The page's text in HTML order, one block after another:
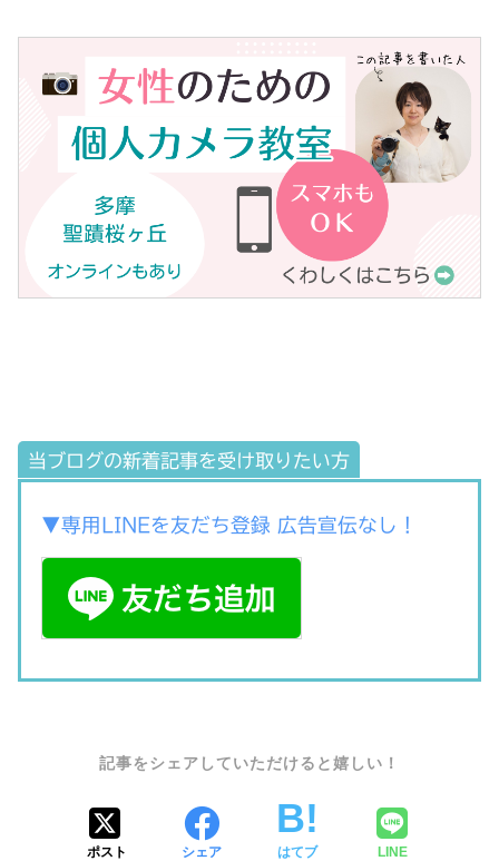
当ブログの新着記事を受け取りたい方
▼専用LINEを友だち登録 広告宣伝なし！
ポスト シェア はてブ LINE